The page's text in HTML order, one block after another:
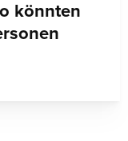
könnten